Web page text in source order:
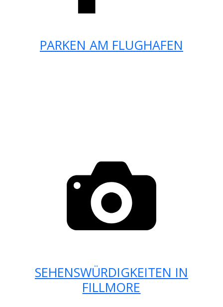
PARKEN AM FLUGHAFEN
SEHENSWÜRDIGKEITEN IN
FILLMORE